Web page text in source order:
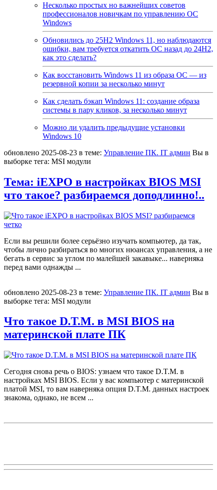
Несколько простых но важнейших советов
профессионалов новичкам по управлению ОС
Windows
Обновились до 25H2 Windows 11, но наблюдаются
ошибки, вам требуется откатить ОС назад до 24H2,
как это сделать?
Как восстановить Windows 11 из образа ОС — из
резервной копии за несколько минут
Как сделать бэкап Windows 11: создание образа
системы в пару кликов, за несколько минут
Можно ли удалить предыдущие установки
Windows 10
обновлено 2025-08-23 в теме: Управление ПК. IT админ Вы в
выборке тегa: MSI модули
Тема: iEXPO в настройках BIOS MSI
что такое? разбираемся доподлинно!..
Если вы решили более серьёзно изучать компьютер, да так,
чтобы лично разбираться во многих нюансах управления, а не
бегать в сервис за углом по малейшей закавыке... наверняка
перед вами однажды ...
обновлено 2025-08-23 в теме: Управление ПК. IT админ Вы в
выборке тегa: MSI модули
Что такое D.T.M. в MSI BIOS на
материнской плате ПК
Сегодня снова речь о BIOS: узнаем что такое D.T.M. в
настройках MSI BIOS. Если у вас компьютер с материнской
платой MSI, то вам наверняка опция D.T.M. данных настроек
знакома, однако, не всем ...